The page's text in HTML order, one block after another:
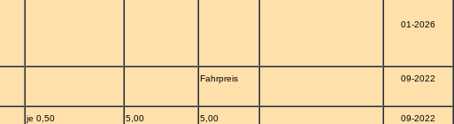
01-2026
Fahrpreis 09-2022
je 0,50 5,00 5,00 09-2022